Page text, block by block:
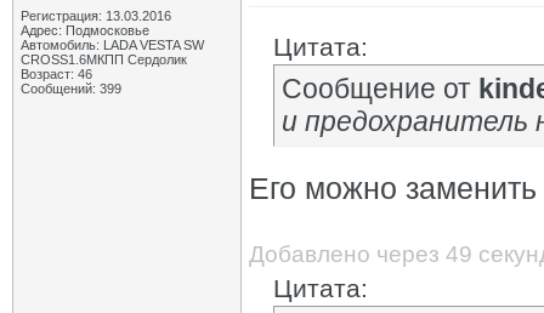
Регистрация: 13.03.2016
Адрес: Подмосковье
Автомобиль: LADA VESTA SW
CROSS1.6МКПП Сердолик
Возраст: 46
Сообщений: 399
Цитата:
Сообщение от
и предохранитель
Его можно
Добавлено через 49
Цитата: